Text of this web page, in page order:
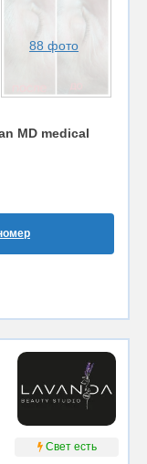
88 фото
MD medical
Свет есть